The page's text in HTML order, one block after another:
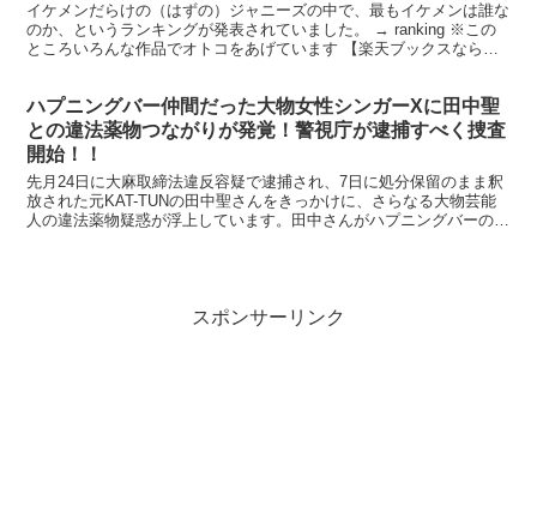
イケメンだらけの（はずの）ジャニーズの中で、最もイケメンは誰な
のか、というランキングが発表されていました。 → ranking ※この
ところいろんな作品でオトコをあげています 【楽天ブックスならい
ハプニングバー仲間だった大物女性シンガーXに田中聖
との違法薬物つながりが発覚！警視庁が逮捕すべく捜査
開始！！
先月24日に大麻取締法違反容疑で逮捕され、7日に処分保留のまま釈
放された元KAT-TUNの田中聖さんをきっかけに、さらなる大物芸能
人の違法薬物疑惑が浮上しています。田中さんがハプニングバーの愛
スポンサーリンク